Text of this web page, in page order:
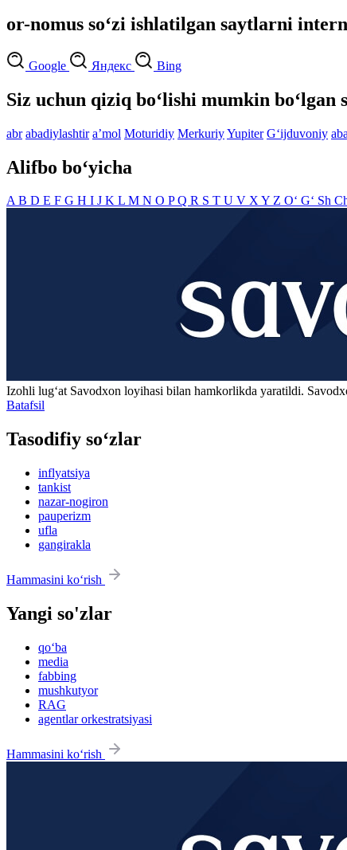
or-nomus so‘zi ishlatilgan saytlarni
Google Яндекс Bing
Siz uchun qiziq bo‘lishi mumkin bo‘lgan
abr abadiylashtir aʼmol Moturidiy MerkuriyYupiter G‘ijduvoniy
Alifbo bo‘yicha
AB D E F G H I J K L M N O PQ R S T U V XY Z O‘ G‘ Sh
Izohli lugʻat Savodxon loyihasi bilan hamkorlikda yaratildi.
Batafsil
Tasodifiy so‘zlar
inflyatsiya
tankist
nazar-nogiron
pauperizm
ufla
gangirakla
Hammasini ko‘rish
Yangi so'zlar
qo‘ba
media
fabbing
mushkutyor
RAG
agentlar orkestratsiyasi
Hammasini ko‘rish